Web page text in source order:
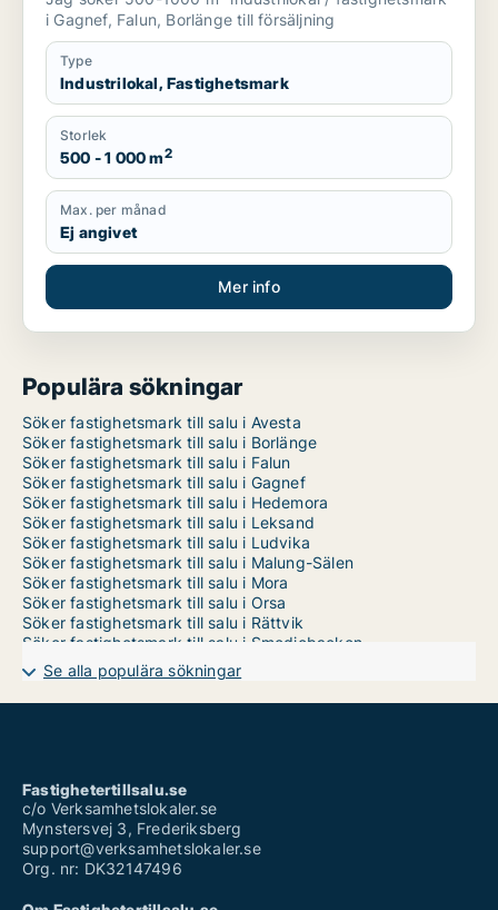
i Gagnef, Falun, Borlänge till försäljning
Type
Industrilokal, Fastighetsmark
Storlek
500 - 1 000 m2
Max. per månad
Ej angivet
Mer info
Populära sökningar
Söker fastighetsmark till salu i Avesta
Söker fastighetsmark till salu i Borlänge
Söker fastighetsmark till salu i Falun
Söker fastighetsmark till salu i Gagnef
Söker fastighetsmark till salu i Hedemora
Söker fastighetsmark till salu i Leksand
Söker fastighetsmark till salu i Ludvika
Söker fastighetsmark till salu i Malung-Sälen
Söker fastighetsmark till salu i Mora
Söker fastighetsmark till salu i Orsa
Söker fastighetsmark till salu i Rättvik
Söker fastighetsmark till salu i Smedjebacken
Söker fastighetsmark till salu i Säter
Söker fastighetsmark till salu i Vansbro
Söker fastighetsmark till salu i Älvdalen
Se alla populära sökningar
Fastighetertillsalu.se
c/o Verksamhetslokaler.se
Mynstersvej 3, Frederiksberg
support@verksamhetslokaler.se
Org. nr: DK32147496